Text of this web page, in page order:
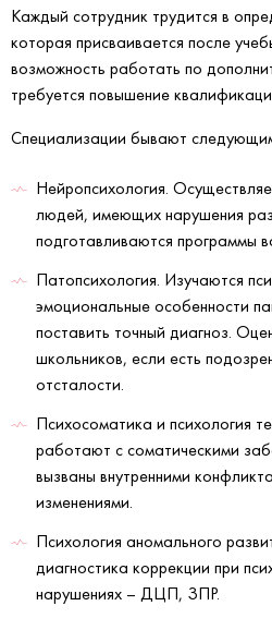
Каждый сотрудник трудится в
которая присваивается после
возможность работать по
требуется повышение
Специализации бывают
Нейропсихология.
людей, имеющих нарушения
подготавливаются программы
Патопсихология. Изучаются
эмоциональные особенности
поставить точный диагноз.
школьников, если есть
отсталости.
Психосоматика и психология
работают с соматическими
вызваны внутренними
изменениями.
Психология аномального
диагностика коррекции при
нарушениях – ДЦП, ЗПР.